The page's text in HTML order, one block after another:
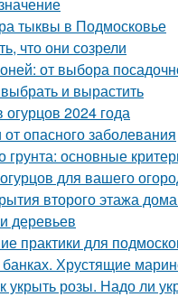
тыквы в Подмосковье
что они созрели
от выбора
и вырастить
2024 года
опасного заболевания
грунта: основные
для вашего
второго этажа
деревьев
практики для
Хрустящие
розы. Надо ли